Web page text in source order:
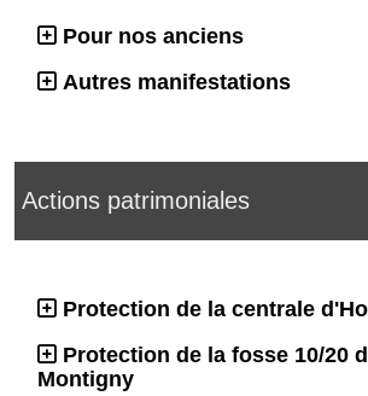
Pour nos anciens
Autres manifestations
Actions patrimoniales
Protection de la centrale
Protection de la fosse 10/20
Montigny